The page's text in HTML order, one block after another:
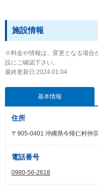
施設情報
※料金や情報は、変更となる場合
設にご確認下さい。
最終更新日:2024.01.04
基本情報
住所
〒905-0401 沖縄県今帰仁村仲
電話番号
0980-56-2618